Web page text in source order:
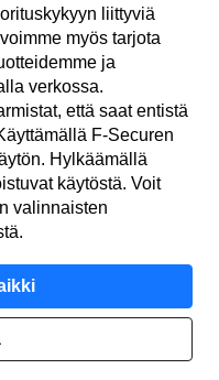
liittyviä
myös tarjota
ja
verkossa.
että saat entistä
F‑Securen
Hylkäämällä
käytöstä. Voit
valinnaisten